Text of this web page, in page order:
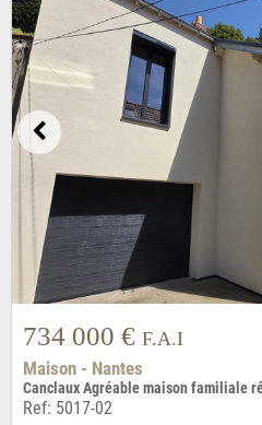
734 000 € F.A.I
Maison - Nantes
Canclaux Agréable maison familiale
Ref: 5017-02